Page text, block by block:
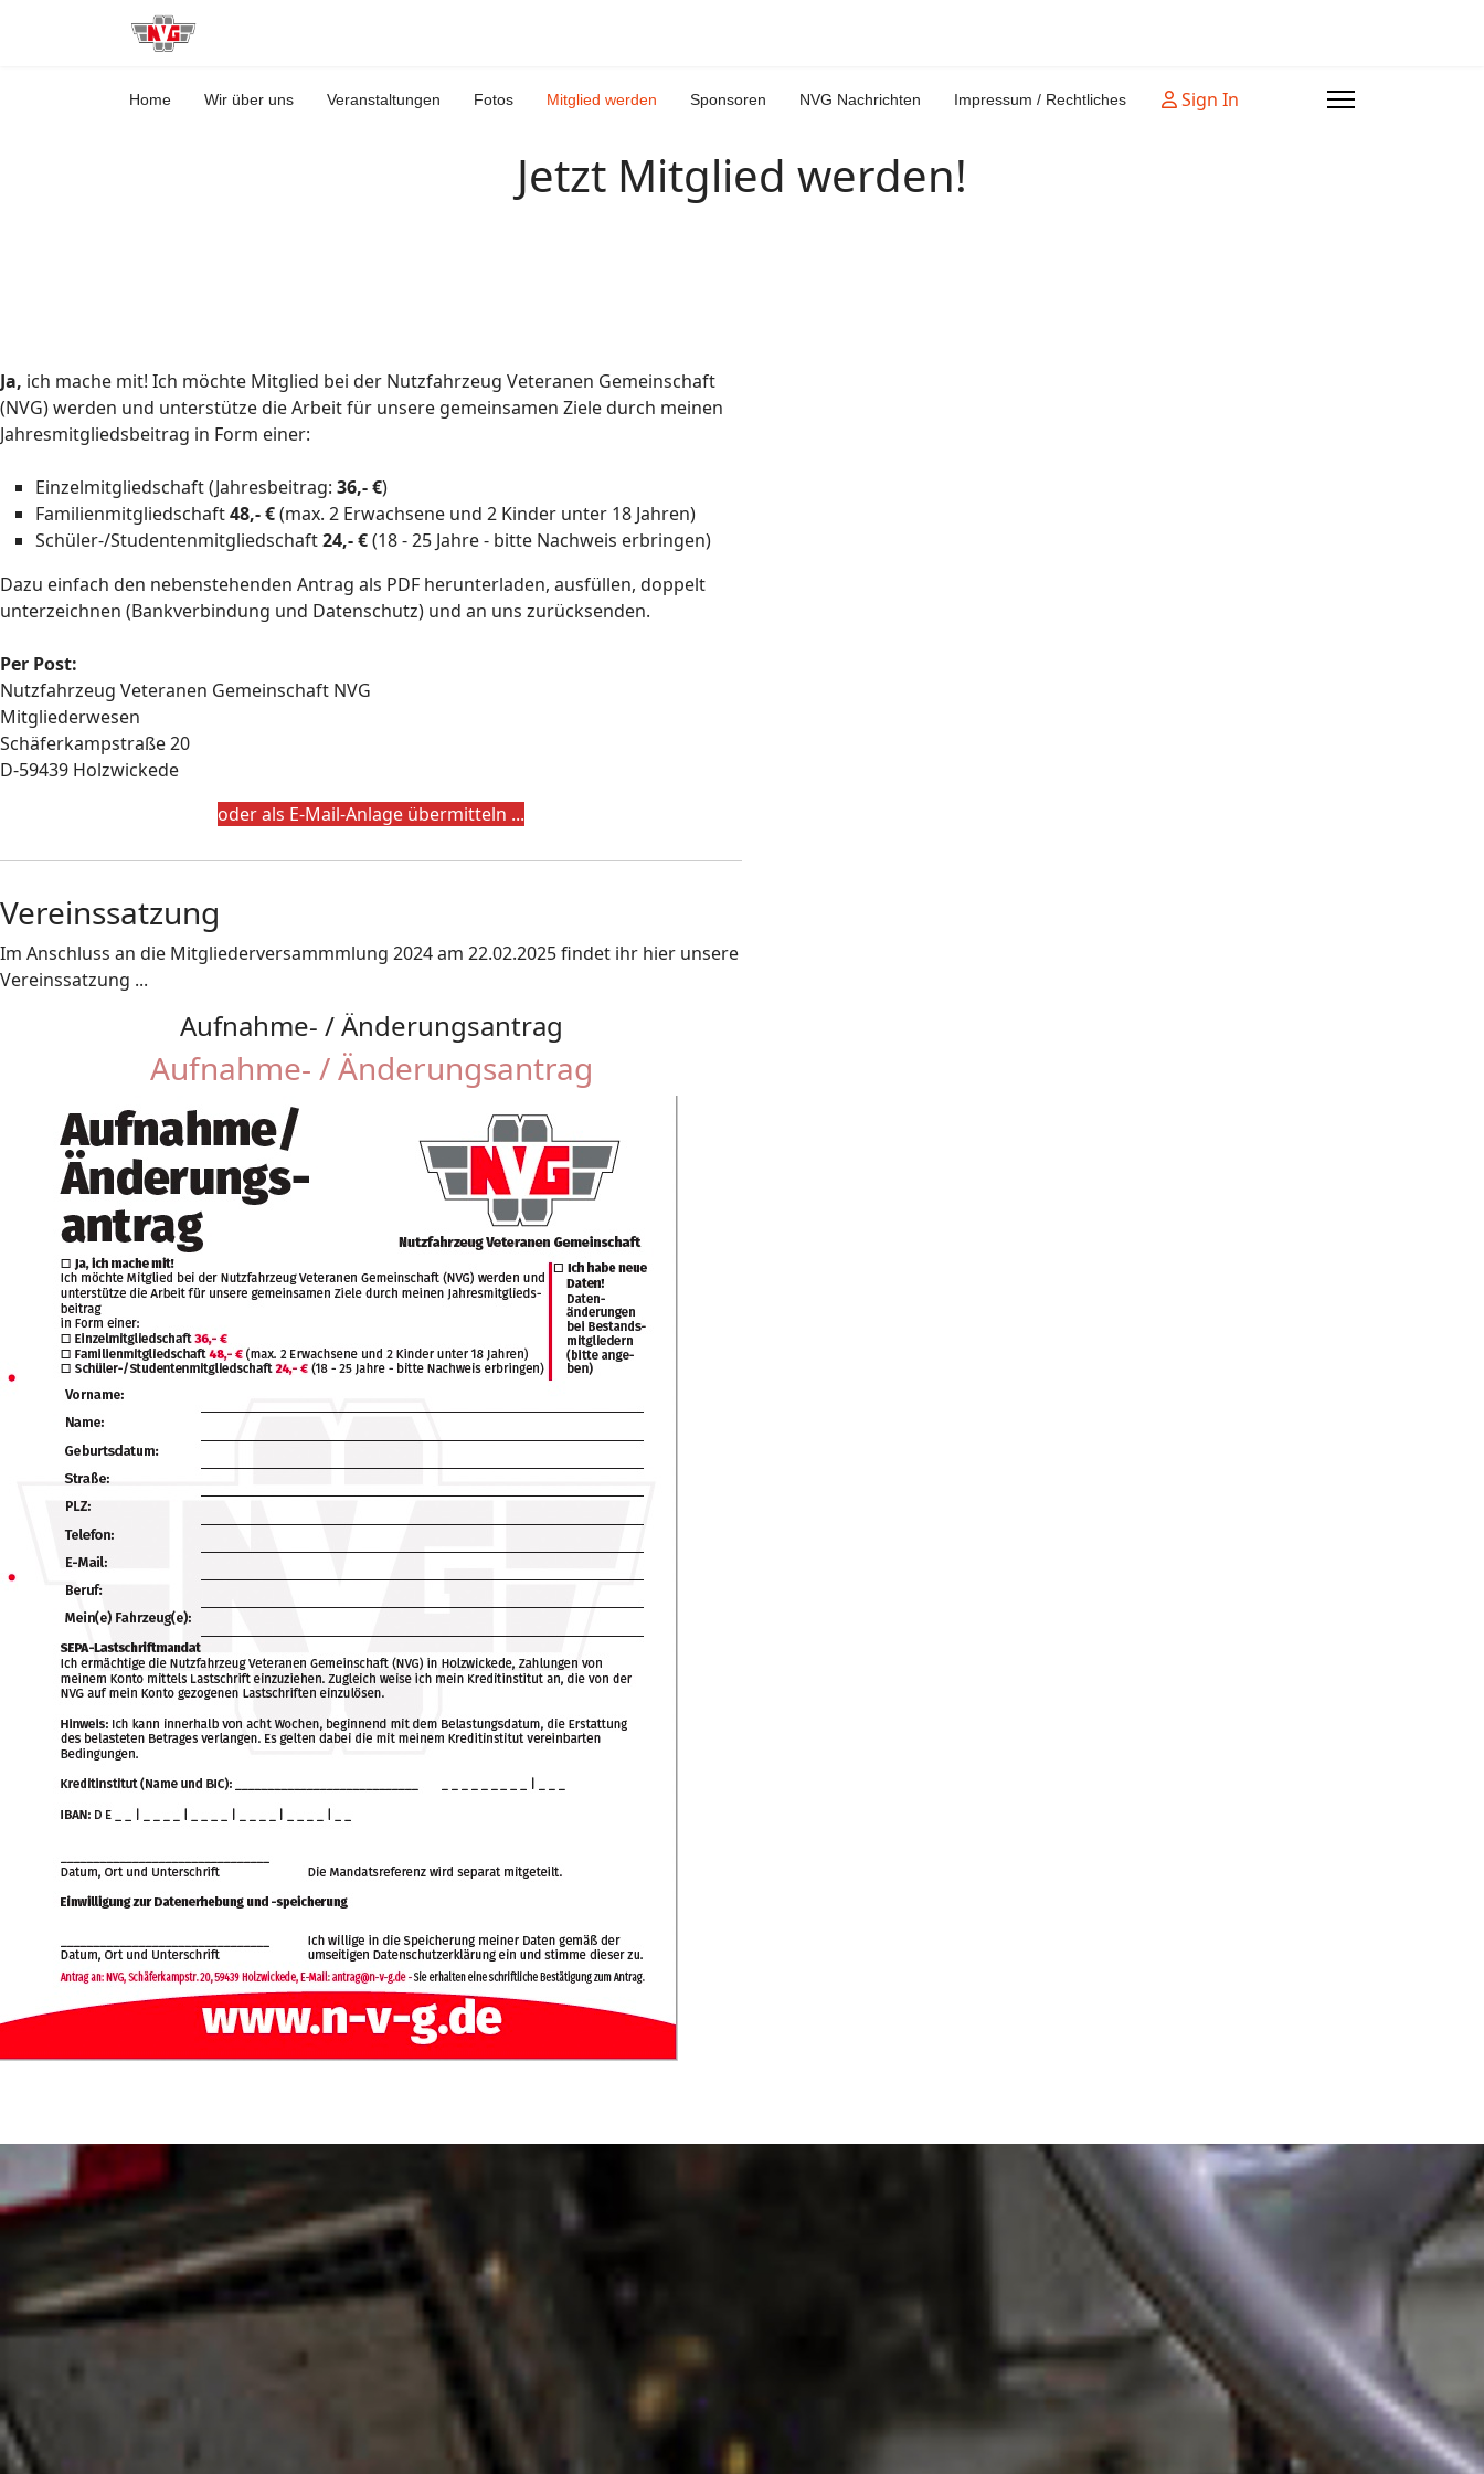
Home Wir über uns Veranstaltungen Fotos Mitglied werden Sponsoren NVG Nachrichten Impressum / Rechtliches Sign In
Jetzt Mitglied werden!
Ja, ich mache mit! Ich möchte Mitglied bei der Nutzfahrzeug Veteranen Gemeinschaft
(NVG) werden und unterstütze die Arbeit für unsere gemeinsamen Ziele durch meinen
Jahresmitgliedsbeitrag in Form einer:
Einzelmitgliedschaft (Jahresbeitrag: 36,- €)
Familienmitgliedschaft48,- €(max. 2 Erwachsene und 2 Kinder unter 18 Jahren)
Schüler-/Studentenmitgliedschaft24,- €(18 - 25 Jahre - bitte Nachweis erbringen)
Dazu einfach den nebenstehenden Antrag als PDF herunterladen, ausfüllen, doppelt
unterzeichnen (Bankverbindung und Datenschutz) und an uns zurücksenden.
Per Post:
Nutzfahrzeug Veteranen Gemeinschaft NVG
Mitgliederwesen
Schäferkampstraße 20
D-59439 Holzwickede
oder als E-Mail-Anlage übermitteln ...
Vereinssatzung
Im Anschluss an die Mitgliederversammmlung 2024 am 22.02.2025 findet ihr hier unsere
Vereinssatzung ...
Aufnahme- / Änderungsantrag
Aufnahme- / Änderungsantrag